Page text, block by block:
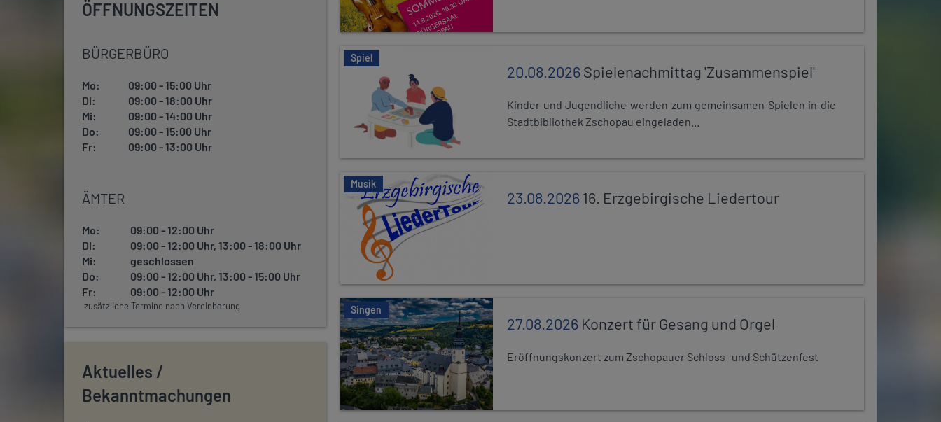
ÖFFNUNGSZEITEN
BÜRGERBÜRO
Mo:
09:00 - 15:00 Uhr
Di:
09:00 - 18:00 Uhr
Mi:
09:00 - 14:00 Uhr
Do:
09:00 - 15:00 Uhr
Fr:
09:00 - 13:00 Uhr
ÄMTER
Mo:
09:00 - 12:00 Uhr
Di:
09:00 - 12:00 Uhr, 13:00 - 18:00 Uhr
Mi:
geschlossen
Do:
09:00 - 12:00 Uhr, 13:00 - 15:00 Uhr
Fr:
09:00 - 12:00 Uhr
zusätzliche Termine nach Vereinbarung
Aktuelles /
Bekanntmachungen
Spiel
20.08.2026Spielenachmittag 'Zusammenspiel'
Kinder und Jugendliche werden zum gemeinsamen Spielen in die
Stadtbibliothek Zschopau eingeladen...
Musik
23.08.202616. Erzgebirgische Liedertour
Singen
27.08.2026 Konzert für Gesang und Orgel
Eröffnungskonzert zum Zschopauer Schloss- und Schützenfest